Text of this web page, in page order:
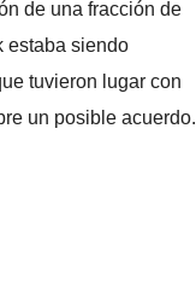
de una fracción de
estaba siendo
tuvieron lugar con
un posible acuerdo.